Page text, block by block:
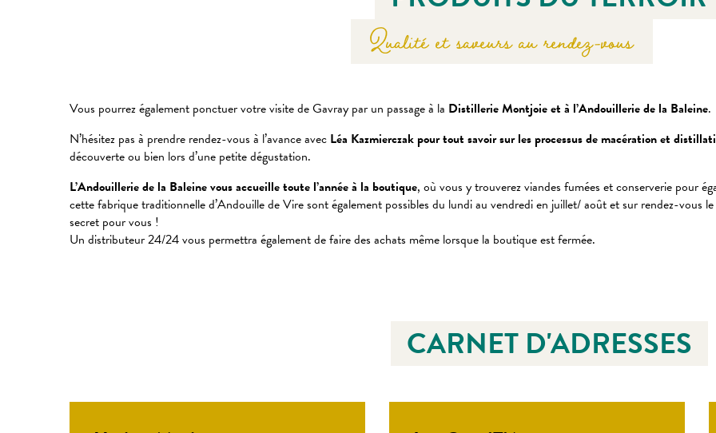
Qualité et saveurs au rendez-vous
Vous pourrez également ponctuer votre visite de Gavray par un passage à la Distillerie Montjoie et à l’Andouillerie de la Baleine.
N’hésitez pas à prendre rendez-vous à l’avance avec Léa Kazmierczak pour tout savoir sur les processus de macération et
découverte ou bien lors d’une petite dégustation.
L’Andouillerie de la Baleine vous accueille toute l’année à la boutique, où vous y trouverez viandes fumées et conserverie pour
cette fabrique traditionnelle d’Andouille de Vire sont également possibles du lundi au vendredi en juillet/ août et sur rendez-vous
secret pour vous !
Un distributeur 24/24 vous permettra également de faire des achats même lorsque la boutique est fermée.
CARNET D'ADRESSES